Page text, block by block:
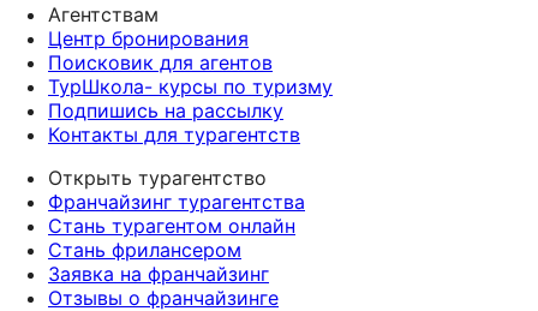
Агентствам
Центр бронирования
Поисковик для агентов
ТурШкола- курсы по туризму
Подпишись на рассылку
Контакты для турагентств
Открыть турагентство
Франчайзинг турагентства
Стань турагентом онлайн
Стань фрилансером
Заявка на франчайзинг
Отзывы о франчайзинге